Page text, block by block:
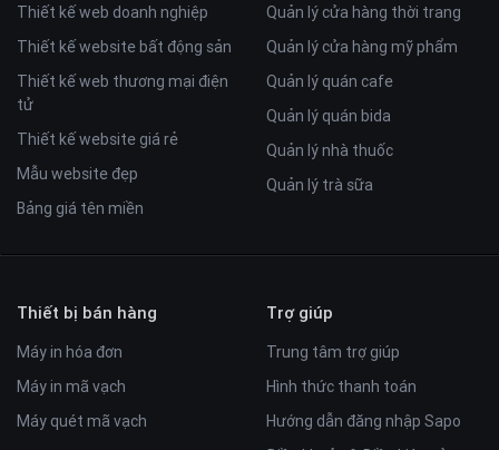
Thiết kế web doanh nghiệp
Thiết kế website bất động sản
Thiết kế web thương mại điện
tử
Thiết kế website giá rẻ
Mẫu website đẹp
Bảng giá tên miền
Quản lý cửa hàng thời trang
Quản lý cửa hàng mỹ phẩm
Quản lý quán cafe
Quản lý quán bida
Quản lý nhà thuốc
Quản lý trà sữa
Thiết bị bán hàng
Máy in hóa đơn
Máy in mã vạch
Máy quét mã vạch
Trợ giúp
Trung tâm trợ giúp
Hình thức thanh toán
Hướng dẫn đăng nhập Sapo